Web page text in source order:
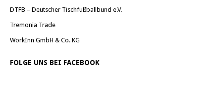
DTFB – Deutscher Tischfußballbund e.V.
Tremonia Trade
WorkInn GmbH & Co. KG
FOLGE UNS BEI FACEBOOK